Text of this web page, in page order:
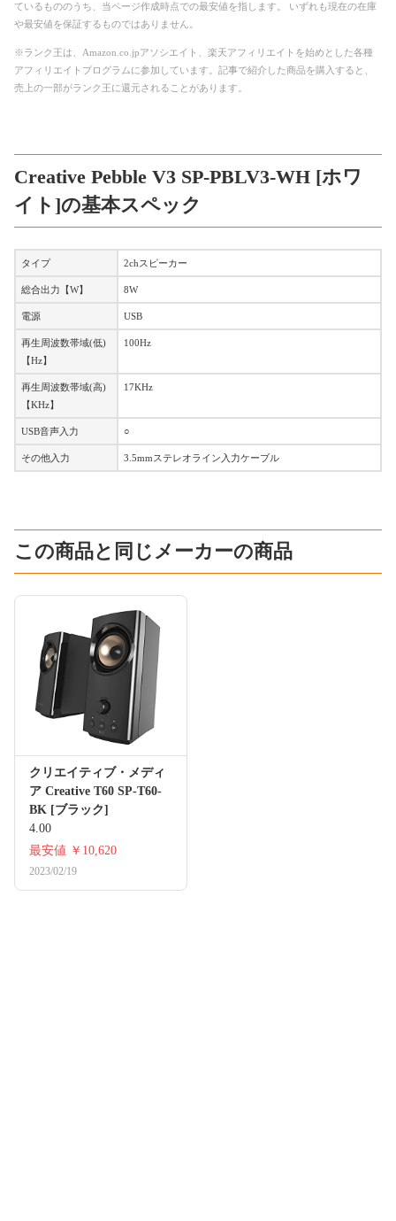
ているもののうち、当ページ作成時点での最安値を指します。 いずれも現在の在庫
や最安値を保証するものではありません。
※ランク王は、Amazon.co.jpアソシエイト、楽天アフィリエイトを始めとした各種
アフィリエイトプログラムに参加しています。記事で紹介した商品を購入すると、
売上の一部がランク王に還元されることがあります。
Creative Pebble V3 SP-PBLV3-WH [ホワ
イト]の基本スペック
タイプ 2chスピーカー
総合出力【W】 8W
電源 USB
再生周波数帯域(低)
【Hz】
100Hz
再生周波数帯域(高)
【KHz】
17KHz
USB音声入力 ○
その他入力 3.5mmステレオライン入力ケーブル
この商品と同じメーカーの商品
クリエイティブ・メディ
ア Creative T60 SP-T60-
BK [ブラック]
4.00
最安値 ￥10,620
2023/02/19